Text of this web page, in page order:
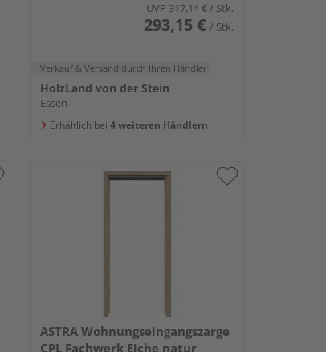
UVP 317,14 €/ Stk.
293,15 € / Stk.
Verkauf & Versand durch Ihren Händler
HolzLand von der Stein
Essen
Erhältlich bei 4 weiteren Händlern
ASTRA Wohnungseingangszarge
CPL Fachwerk Eiche natur